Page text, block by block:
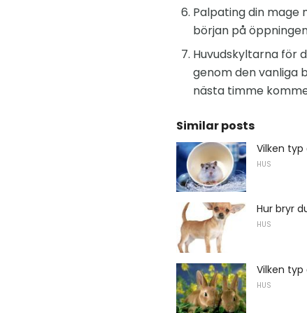
Palpating din mage
början på
Huvudskyltarna för
genom den vanliga
nästa timme
Similar posts
Vilken
HUS
Hur bryr
HUS
Vilken
HUS